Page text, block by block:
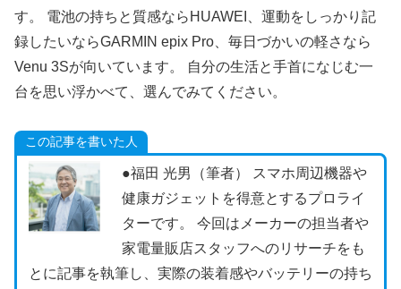
す。 電池の持ちと質感ならHUAWEI、運動をしっかり記
録したいならGARMIN epix Pro、毎日づかいの軽さなら
Venu 3Sが向いています。 自分の生活と手首になじむ一
台を思い浮かべて、選んでみてください。
この記事を書いた人
●福田 光男（筆者） スマホ周辺機器や
健康ガジェットを得意とするプロライ
ターです。 今回はメーカーの担当者や
家電量販店スタッフへのリサーチをも
とに記事を執筆し、実際の装着感やバッテリーの持ち